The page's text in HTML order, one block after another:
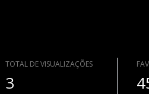
TOTAL DE VISUALIZAÇÕES
3